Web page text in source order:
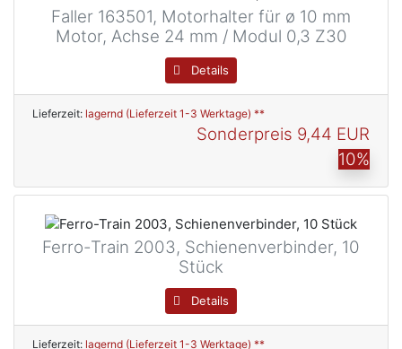
Faller 163501, Motorhalter für ø 10 mm
Motor, Achse 24 mm / Modul 0,3 Z30
Details
Lieferzeit: lagernd (Lieferzeit 1-3 Werktage) **
Sonderpreis 9,44 EUR
10%
Ferro-Train 2003, Schienenverbinder, 10
Stück
Details
Lieferzeit: lagernd (Lieferzeit 1-3 Werktage) **